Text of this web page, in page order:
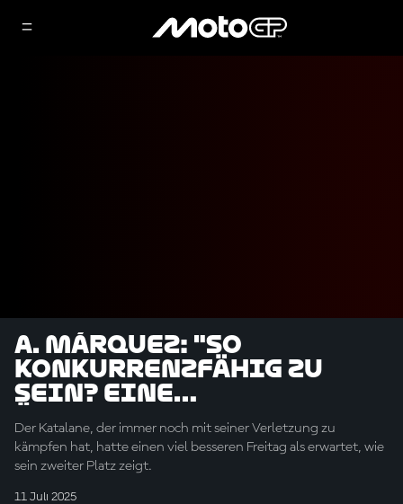
A. Márquez: "So
konkurrenzfähig zu
sein? Eine
Überraschung"
Der Katalane, der immer noch mit seiner Verletzung zu
kämpfen hat, hatte einen viel besseren Freitag als erwartet, wie
sein zweiter Platz zeigt.
11 Juli 2025